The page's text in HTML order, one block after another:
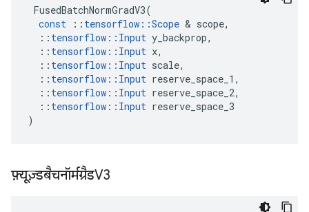
FusedBatchNormGradV3(
const
:: tensorflow ::Scope & scope,
:: tensorflow :: Input y_backprop,
:: tensorflow :: Input x,
:: tensorflow :: Input scale,
:: tensorflow :: Input reserve_space_1 ,
:: tensorflow :: Input reserve_space_2,
:: tensorflow :: Input reserve_space_3
)
फ़्यूज़्डबैचनॉर्मग्रैडV3